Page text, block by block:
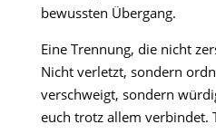
bewussten Übergang.
Eine Trennung, die nicht
Nicht verletzt, sondern
verschweigt, sondern
euch trotz allem verbindet.